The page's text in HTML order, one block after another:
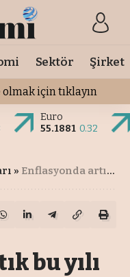
Sektör Şirket
için tıklayın
Euro
55.1881 0.32
» Enflasyonda artık bu yılı bırak, 2026’ya bak!
bu yılı